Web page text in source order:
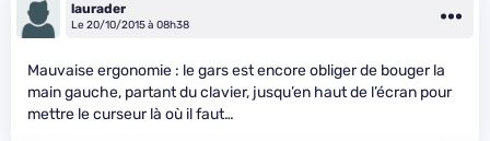
laurader
Le 20/10/2015 à 08h38
Mauvaise ergonomie : le gars est encore obliger de bouger la
main gauche, partant du clavier, jusqu’en haut de l’écran pour
mettre le curseur là où il faut…